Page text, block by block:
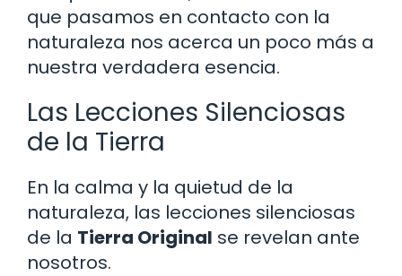
que pasamos en contacto con la
naturaleza nos acerca un poco más a
nuestra verdadera esencia.
Las Lecciones Silenciosas
de la Tierra
En la calma y la quietud de la
naturaleza, las lecciones silenciosas
de la Tierra Original se revelan ante
nosotros.